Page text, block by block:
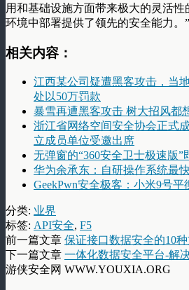
用和基础设施方面带来极大的灵活
环境中部署提供了领先的安全能力。”
相关内容：
江西某公司疑遭黑客攻击，当
处以50万罚款
暴雪再遭黑客攻击 树大招风都
浙江省网络空间安全协会正式
立成员单位受邀出席
无弹窗的“360安全卫士极速版”
华为余承东：自研操作系统最
GeekPwn安全极客：小米9号平
分类: 业界
标签: API安全, F5
前一篇文章 保证接口数据安全的10
下一篇文章 一体化数据安全平台-解
游侠安全网 WWW.YOUXIA.ORG